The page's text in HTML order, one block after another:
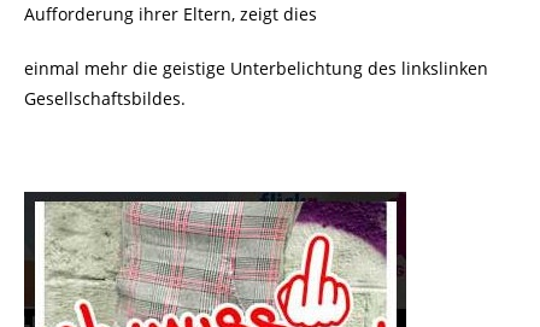
Aufforderung ihrer Eltern, zeigt dies
einmal mehr die geistige Unterbelichtung des linkslinken
Gesellschaftsbildes.